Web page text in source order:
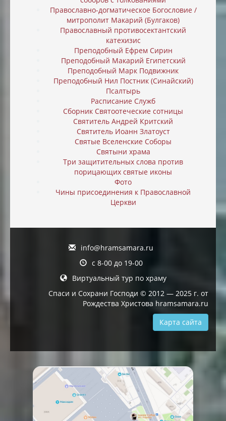
Православно-догматическое Богословие /
митрополит Макарий (Булгаков)
Православный противосектантский
катехизис
Преподобный Ефрем Сирин
Преподобный Макарий Египетский
Преподобный Марк Подвижник
Преподобный Нил Постник (Синайский)
Псалтырь
Расписание Служб
Сборник Святоотеческие сотницы
Святитель Андрей Критский
Святитель Иоанн Златоуст
Святые Вселенские Соборы
Святыни храма
Три защитительных слова против
порицающих святые иконы
Фото
Чины присоединения к Православной
Церкви
info@hramsamara.ru
с 8-00 до 19-00
Виртуальный тур по храму
Спаси и Сохрани Господи © 2012 — 2025 г. от
Рождества Христова hramsamara.ru
Карта сайта